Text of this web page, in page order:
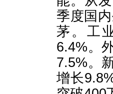
季度国
茅。工
6.4%。
7.5%。
增长